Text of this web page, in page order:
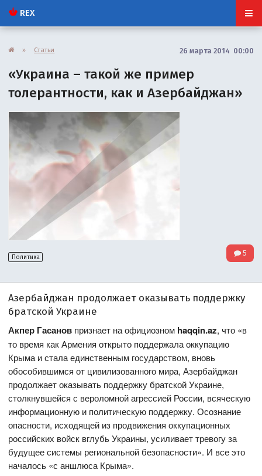
REX
» Статьи 26 марта 2014 00:00
«Украина – такой же пример
толерантности, как и Азербайджан»
Политика 5
Азербайджан продолжает оказывать поддержку
братской Украине
Акпер Гасанов признает на официозном haqqin.az, что «в
то время как Армения открыто поддержала оккупацию
Крыма и стала единственным государством, вновь
обособившимся от цивилизованного мира, Азербайджан
продолжает оказывать поддержку братской Украине,
столкнувшейся с вероломной агрессией России, всяческую
информационную и политическую поддержку. Осознание
опасности, исходящей из продвижения оккупационных
российских войск вглубь Украины, усиливает тревогу за
будущее системы региональной безопасности». И все это
началось «с аншлюса Крыма».